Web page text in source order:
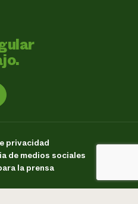
privacidad
de medios sociales
la prensa